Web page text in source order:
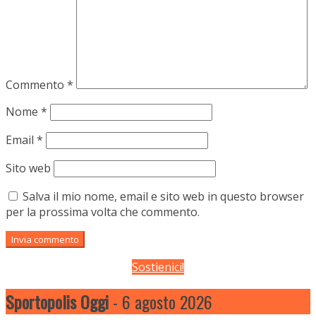
Commento *
Nome *
Email *
Sito web
Salva il mio nome, email e sito web in questo browser
per la prossima volta che commento.
Sostienici!
Sportopolis Oggi- 6 agosto 2026